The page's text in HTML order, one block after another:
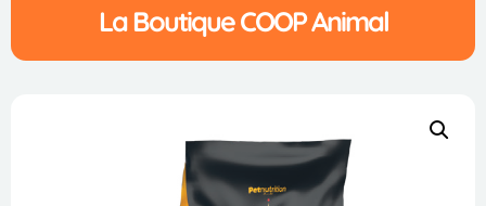
La Boutique COOP Animal